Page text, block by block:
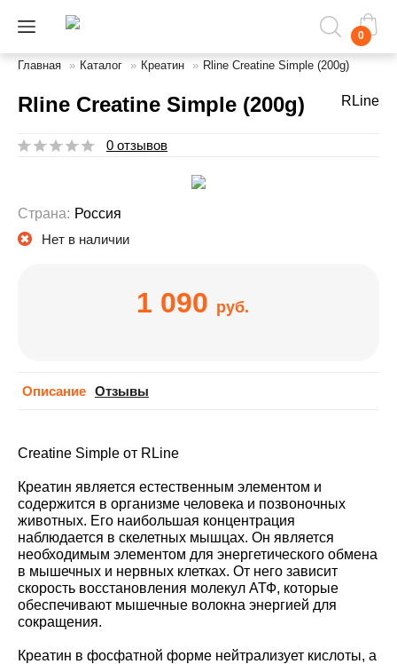
0
Главная » Каталог » Креатин » Rline Creatine Simple (200g)
Rline Creatine Simple (200g) RLine
0 отзывов
Страна: Россия
Нет в наличии
1 090 руб.
Описание Отзывы
Creatine Simple от RLine
Креатин является естественным элементом и
содержится в организме человека и позвоночных
животных. Его наибольшая концентрация
наблюдается в скелетных мышцах. Он является
необходимым элементом для энергетического обмена
в мышечных и нервных клетках. От него зависит
скорость восстановления молекул АТФ, которые
обеспечивают мышечные волокна энергией для
сокращения.
Креатин в фосфатной форме нейтрализует кислоты, а